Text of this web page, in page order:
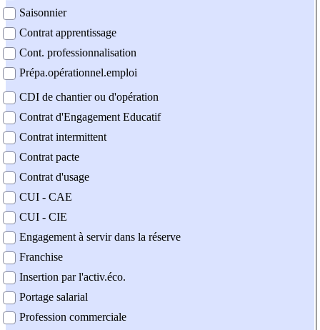
Saisonnier
Contrat apprentissage
Cont. professionnalisation
Prépa.opérationnel.emploi
CDI de chantier ou d'opération
Contrat d'Engagement Educatif
Contrat intermittent
Contrat pacte
Contrat d'usage
CUI - CAE
CUI - CIE
Engagement à servir dans la réserve
Franchise
Insertion par l'activ.éco.
Portage salarial
Profession commerciale